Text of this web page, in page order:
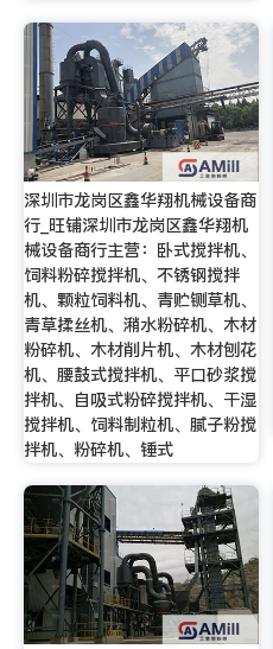
深圳市龙岗区鑫华翔机械设备商
行_旺铺深圳市龙岗区鑫华翔机
械设备商行主营：卧式搅拌机、
饲料粉碎搅拌机、不锈钢搅拌
机、颗粒饲料机、青贮铡草机、
青草揉丝机、潲水粉碎机、木材
粉碎机、木材削片机、木材刨花
机、腰鼓式搅拌机、平口砂浆搅
拌机、自吸式粉碎搅拌机、干湿
搅拌机、饲料制粒机、腻子粉搅
拌机、粉碎机、锤式